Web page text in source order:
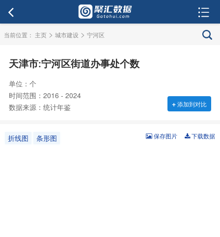
当前位置： 主页 > 城市建设 > 宁河区
天津市:宁河区街道办事处个数
单位：个
时间范围：2016 - 2024
数据来源：统计年鉴
+添加到对比
折线图 条形图 下载数据
保存图片